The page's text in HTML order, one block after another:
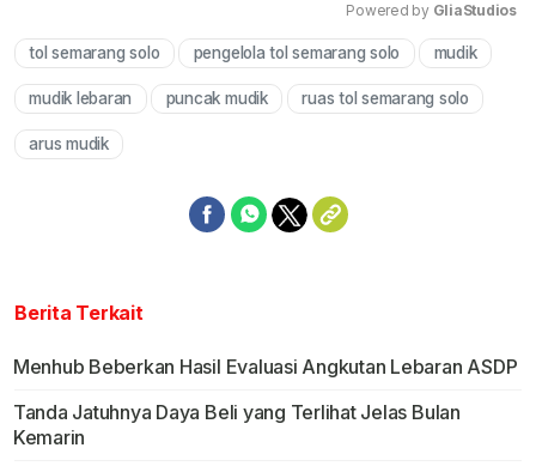
Mute
Powered by GliaStudios
tol semarang solo pengelola tol semarang solo mudik
mudik lebaran puncak mudik ruas tol semarang solo
arus mudik
Berita Terkait
Menhub Beberkan Hasil Evaluasi Angkutan Lebaran ASDP
Tanda Jatuhnya Daya Beli yang Terlihat Jelas Bulan
Kemarin